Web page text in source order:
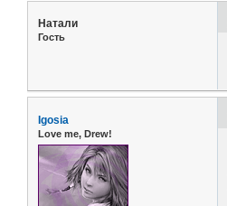
Натали
Гость
Igosia
Love me, Drew!